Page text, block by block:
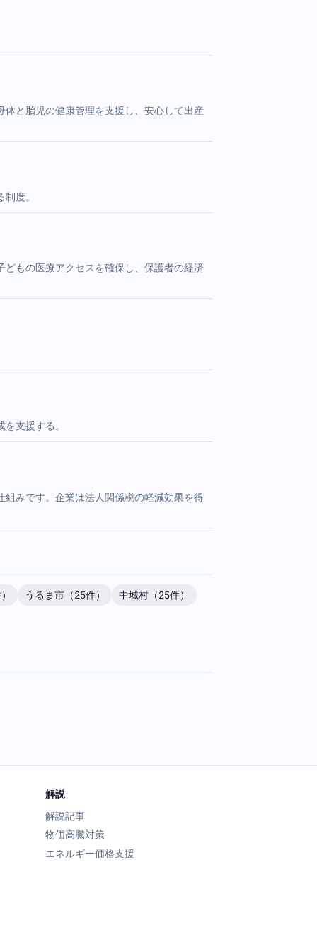
と胎児の健康管理を支援し、安心して出産
度。
もの医療アクセスを確保し、保護者の経済
支援する。
みです。企業は法人関係税の軽減効果を得
うるま市（25件） 中城村（25件）
解説
解説記事
物価高騰対策
エネルギー価格支援